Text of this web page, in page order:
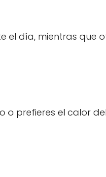
el día, mientras que
o prefieres el calor